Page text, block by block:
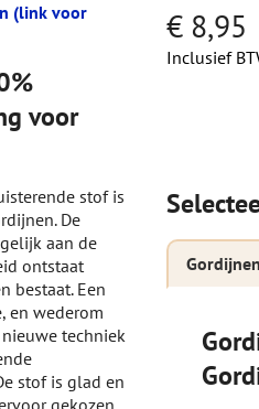
(link voor
voor
stof is
De
aan de
ontstaat
bestaat. Een
en wederom
techniek
stof is glad en
gekozen
€ 8,95
Inclusief